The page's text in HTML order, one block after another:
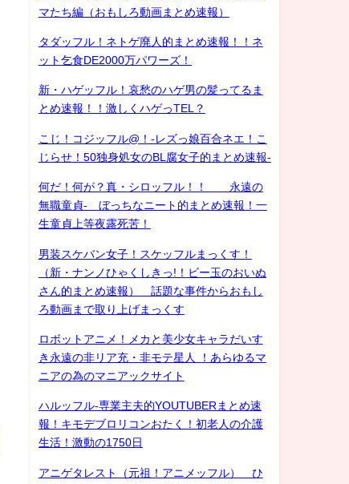
マたち編（おもしろ動画まとめ速報）
タダッフル！ネトゲ廃人的まとめ速報！！ネ
ット乞食DE2000万パワーズ！
新・ハゲッフル！哀愁のハゲ男の髪ってるま
とめ速報！！激しくハゲっTEL？
こじ！コジッフル@！-レズっ娘百合ネエ！こ
じらせ！50独身処女のBL腐女子的まとめ速報-
何だ！何が？真・シロッフル！！ 永遠の
無職童貞- ぼっちなニート的まとめ速報！一
生童貞上等夜露死苦！
男装スケバン女子！スケッフルまっくす！
（新・ナンノひゃくしきっ!！ビー玉のおいぬ
さん的まとめ速報） 話題な事件からおもし
ろ動画まで取り上げまっくす
ロボットアニメ！メカと美少女キャラだいす
き永遠の非リア充・非モテ星人 ！あらゆるマ
ニアの為のマニアックサイト
ハルッフル-専業主夫的YOUTUBERまとめ速
報！キモデブロリコンおたく！初老人の介護
生活！激動の1750日
アニゲタレスト（元祖！アニメッフル） ひ